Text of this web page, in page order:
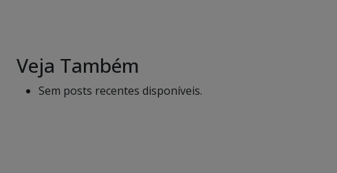
Veja Também
Sem posts recentes disponíveis.